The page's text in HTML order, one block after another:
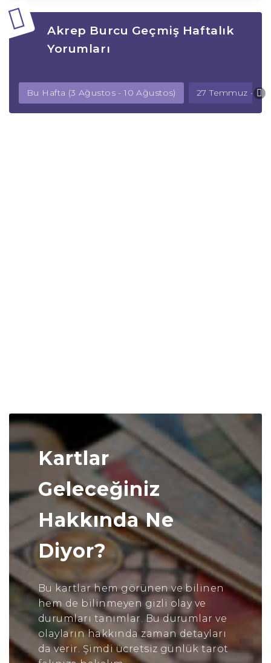
Akrep Burcu Geçmiş Haftalık
Yorumları
Bu Hafta (3 Ağustos - 10 Ağustos) 27 Temmuz - 3
Kartlar
Geleceğiniz
Hakkında Ne
Diyor?
Bu kartlar hem görünen ve bilinen
hem de bilinmeyen gizli olay ve
durumları tanımlar. Bu durumlar ve
olayların hakkında zaman detayları
da verir. Şimdi ücretsiz günlük tarot